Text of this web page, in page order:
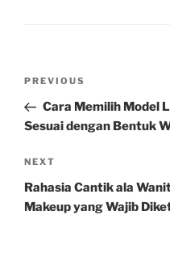
Previous
Post
PREVIOUS
Cara Memilih Model
Sesuai dengan Bentuk
Next
Post
NEXT
Rahasia Cantik ala
Makeup yang Wajib